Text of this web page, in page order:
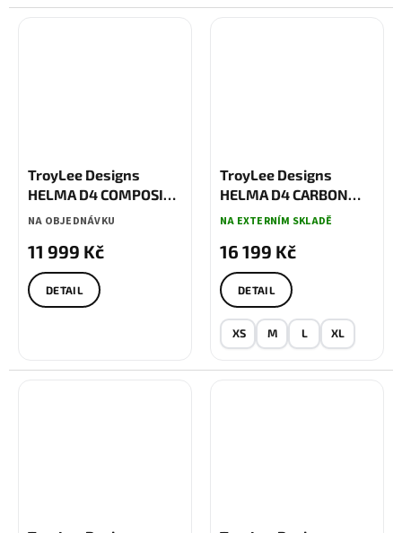
TroyLee Designs
HELMA D4 COMPOSITE
MIPS FLARED WHITE /
NA OBJEDNÁVKU
11 999 Kč
DETAIL
TroyLee Designs
HELMA D4 CARBON
MIPS LINED UP BLACK
NA EXTERNÍM SKLADĚ
16 199 Kč
DETAIL
XS M L XL